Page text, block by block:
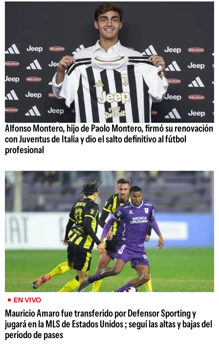
Alfonso Montero, hijo de Paolo Montero, firmó su renovación
con Juventus de Italia y dio el salto definitivo al fútbol
profesional
EN VIVO
Mauricio Amaro fue transferido por Defensor Sporting y
jugará en la MLS de Estados Unidos ; seguí las altas y bajas del
período de pases